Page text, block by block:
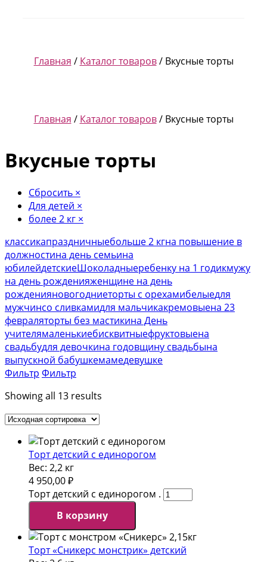
Главная / Каталог товаров/ Вкусные торты
Главная / Каталог товаров/ Вкусные торты
Вкусные торты
Сбросить ×
Для детей ×
более 2 кг ×
классикапраздничныебольше 2 кгна повышение в
должностина день семьина
юбилейдетскиеШоколадныеребенку на 1 годикмужу
на день рожденияженщине на день
рожденияновогодниеторты с орехамибелыедля
мужчинсо сливкамидля мальчикакремовыена 23
февраляторты без мастикина День
учителямаленькиебисквитныефруктовыена
свадьбудля девочкина годовщину свадьбына
выпускной бабушкемамедевушке
Фильтр Фильтр
Showing all 13 results
Торт детский с единорогом
Вес: 2,2 кг
4 950,00₽
Торт детский с единорогом .
В корзину
Торт «Сникерс монстрик» детский